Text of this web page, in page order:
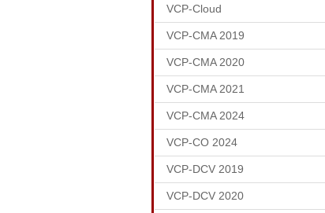
VCP-Cloud
VCP-CMA 2019
VCP-CMA 2020
VCP-CMA 2021
VCP-CMA 2024
VCP-CO 2024
VCP-DCV 2019
VCP-DCV 2020